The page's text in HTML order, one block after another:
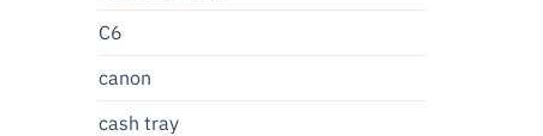
C6
canon
cash tray